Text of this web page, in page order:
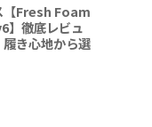
【Fresh Foam
】徹底レビュ
き心地から選